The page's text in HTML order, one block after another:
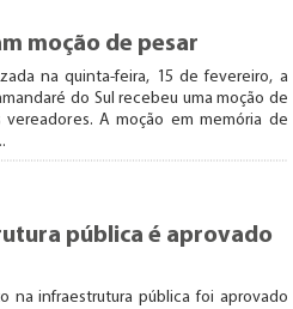
moção de pesar
na quinta-feira, 15 de fevereiro, a
do Sul recebeu uma moção de
A moção em memória de
pública é aprovado
na infraestrutura pública foi aprovado